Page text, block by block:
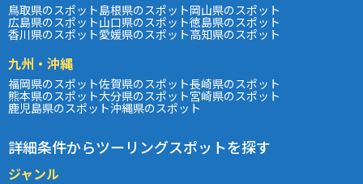
鳥取県のスポット島根県のスポット岡山県のスポット
広島県のスポット山口県のスポット徳島県のスポット
香川県のスポット愛媛県のスポット高知県のスポット
九州・沖縄
福岡県のスポット佐賀県のスポット長崎県のスポット
熊本県のスポット大分県のスポット宮崎県のスポット
鹿児島県のスポット沖縄県のスポット
詳細条件からツーリングスポットを探す
ジャンル